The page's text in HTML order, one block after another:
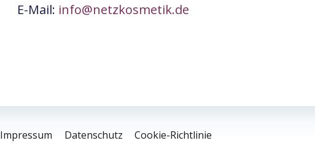
E-Mail: info@netzkosmetik.de
Impressum Datenschutz Cookie-Richtlinie